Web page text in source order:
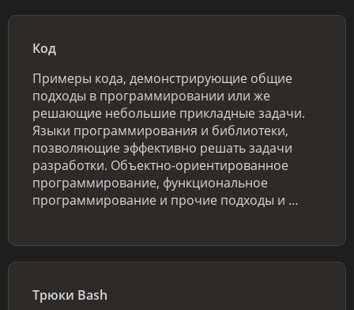
Код
Примеры кода, демонстрирующие общие
подходы в программировании или же
решающие небольшие прикладные задачи.
Языки программирования и библиотеки,
позволяющие эффективно решать задачи
разработки. Объектно-ориентированное
программирование, функциональное
программирование и прочие подходы и …
Трюки Bash